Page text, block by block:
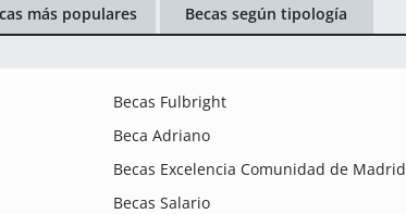
más populares Becas según tipología
Becas Fulbright
Beca Adriano
Becas Excelencia Comunidad de Madrid
Becas Salario